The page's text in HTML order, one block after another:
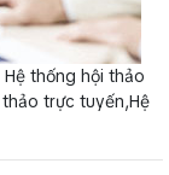
thống hội thảo
trực tuyến,Hệ